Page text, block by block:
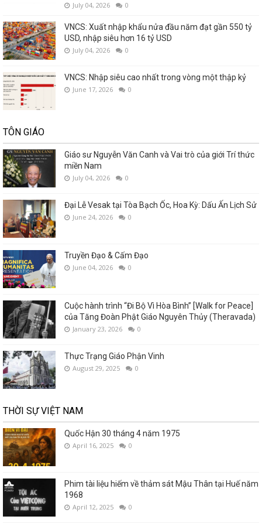
July 04, 2026 0
VNCS: Xuất nhập khẩu nửa đầu năm đạt gần 550 tỷ
USD, nhập siêu hơn 16 tỷ USD
July 04, 2026 0
VNCS: Nhập siêu cao nhất trong vòng một thập kỷ
June 17, 2026 0
TÔN GIÁO
Giáo sư Nguyễn Văn Canh và Vai trò của giới Trí thức
miền Nam
July 04, 2026 0
Đại Lễ Vesak tại Tòa Bạch Ốc, Hoa Kỳ: Dấu Ấn Lịch Sử
June 24, 2026 0
Truyền Đạo & Cấm Đạo
June 04, 2026 0
Cuộc hành trình “Đi Bộ Vì Hòa Bình” [Walk for Peace]
của Tăng Đoàn Phật Giáo Nguyên Thủy (Theravada)
January 23, 2026 0
Thực Trạng Giáo Phận Vinh
August 29, 2025 0
THỜI SỰ VIỆT NAM
Quốc Hận 30 tháng 4 năm 1975
April 16, 2025 0
Phim tài liệu hiếm về thảm sát Mậu Thân tại Huế năm
1968
April 12, 2025 0